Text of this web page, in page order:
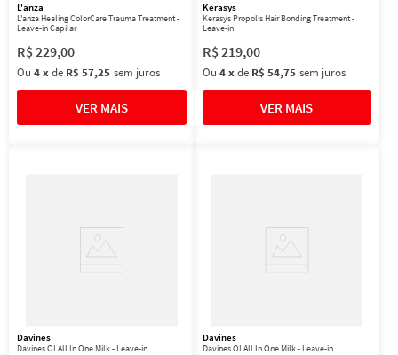
L'anza
L'anza Healing ColorCare Trauma Treatment -
Leave-in Capilar
R$229,00
Ou 4xde R$ 57,25 sem juros
Kerasys
Kerasys Propolis Hair Bonding Treatment -
Leave-in
R$219,00
Ou 4 xde R$ 54,75 sem juros
Davines
Davines OI All In One Milk - Leave-in
Davines
Davines OI All In One Milk - Leave-in